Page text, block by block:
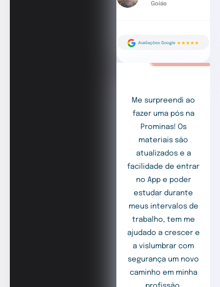
Goiás
Me surpreendi ao
fazer uma pós na
Prominas! Os
materiais são
atualizados e a
facilidade de entrar
no App e poder
estudar durante
meus intervalos de
trabalho, tem me
ajudado a crescer e
a vislumbrar com
segurança um novo
caminho em minha